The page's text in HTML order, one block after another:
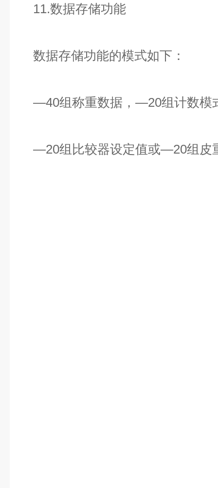
11.数据存储功能
数据存储功能的模式如下：
—40组称重数据，—20组计数模
—20组比较器设定值或—20组皮